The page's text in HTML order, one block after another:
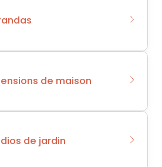
de maison
de jardin